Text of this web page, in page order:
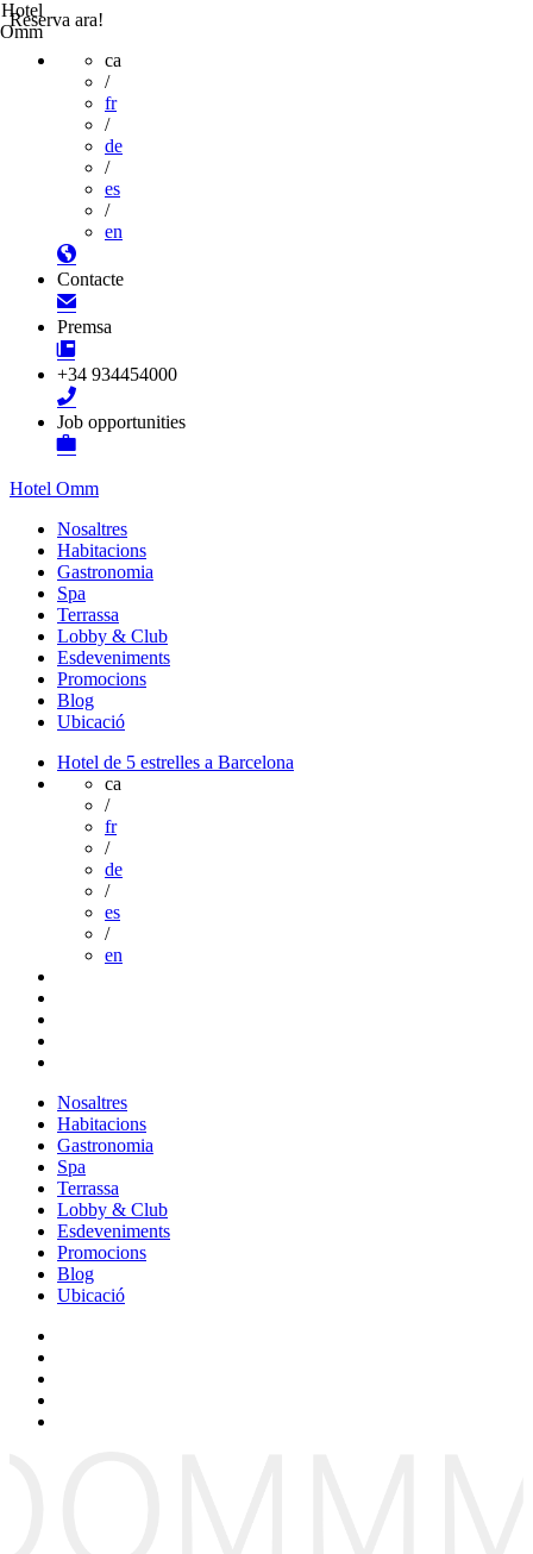
Reserva ara!
ca
/
fr
/
de
/
es
/
en
Contacte
Premsa
+34 934454000
Job opportunities
Hotel Omm
Nosaltres
Habitacions
Gastronomia
Spa
Terrassa
Lobby & Club
Esdeveniments
Promocions
Blog
Ubicació
Hotel de 5 estrelles a Barcelona
ca
/
fr
/
de
/
es
/
en
Nosaltres
Habitacions
Gastronomia
Spa
Terrassa
Lobby & Club
Esdeveniments
Promocions
Blog
Ubicació
Hotel
Omm